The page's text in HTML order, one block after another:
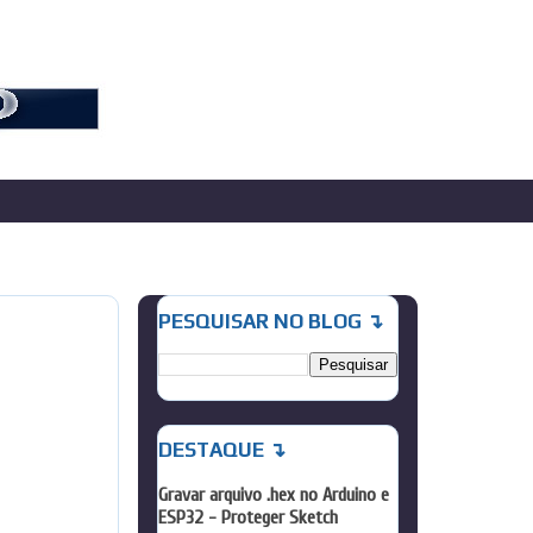
PESQUISAR NO BLOG ↴
DESTAQUE ↴
Gravar arquivo .hex no Arduino e
ESP32 - Proteger Sketch